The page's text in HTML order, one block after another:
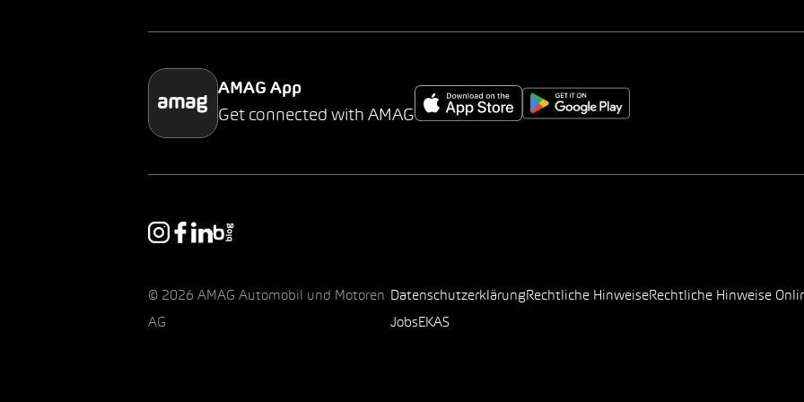
AMAG App
Get connected with AMAG
© 2026 AMAG Automobil und Motoren
AG
Datenschutzerklärung Rechtliche HinweiseRechtliche Hinweise
Jobs EKAS